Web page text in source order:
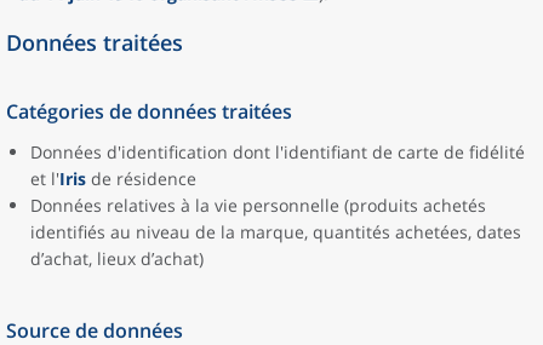
Données traitées
Catégories de données traitées
Données d'identification dont l'identifiant de carte de fidélité
et l'Iris de résidence
Données relatives à la vie personnelle (produits achetés
identifiés au niveau de la marque, quantités achetées, dates
d’achat, lieux d’achat)
Source de données